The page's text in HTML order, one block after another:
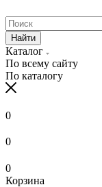
Найти
Каталог
По всему сайту
По каталогу
0
0
0
Корзина